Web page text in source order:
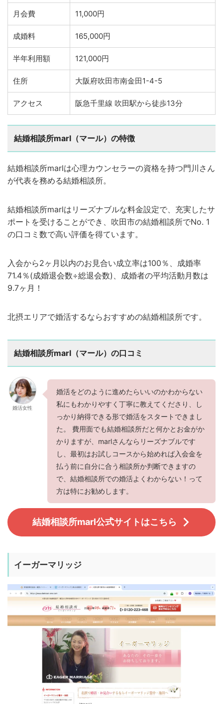
月会費 11,000円
成婚料 165,000円
半年利用額 121,000円
住所 大阪府吹田市南金田1-4-5
アクセス 阪急千里線 吹田駅から徒歩13分
結婚相談所marl（マール）の特徴
結婚相談所marlは心理カウンセラーの資格を持つ門川さん
が代表を務める結婚相談所。
結婚相談所marlはリーズナブルな料金設定で、充実したサ
ポートを受けることができ、吹田市の結婚相談所でNo. 1
の口コミ数で高い評価を得ています。
入会から2ヶ月以内のお見合い成立率は100％、成婚率
71.4％(成婚退会数÷総退会数)、成婚者の平均活動月数は
9.7ヶ月！
北摂エリアで婚活するならおすすめの結婚相談所です。
結婚相談所marl（マール）の口コミ
婚活女性
婚活をどのように進めたらいいのかわからない
私にもわかりやすく丁寧に教えてくださり、し
っかり納得できる形で婚活をスタートできまし
た。 費用面でも結婚相談所だと何かとお金がか
かりますが、marlさんならリーズナブルです
し、最初はお試しコースから始めれば入会金を
払う前に自分に合う相談所か判断できますの
で、結婚相談所での婚活よくわからない！って
方は特にお勧めします。
結婚相談所marl公式サイトはこちら
イーガーマリッジ